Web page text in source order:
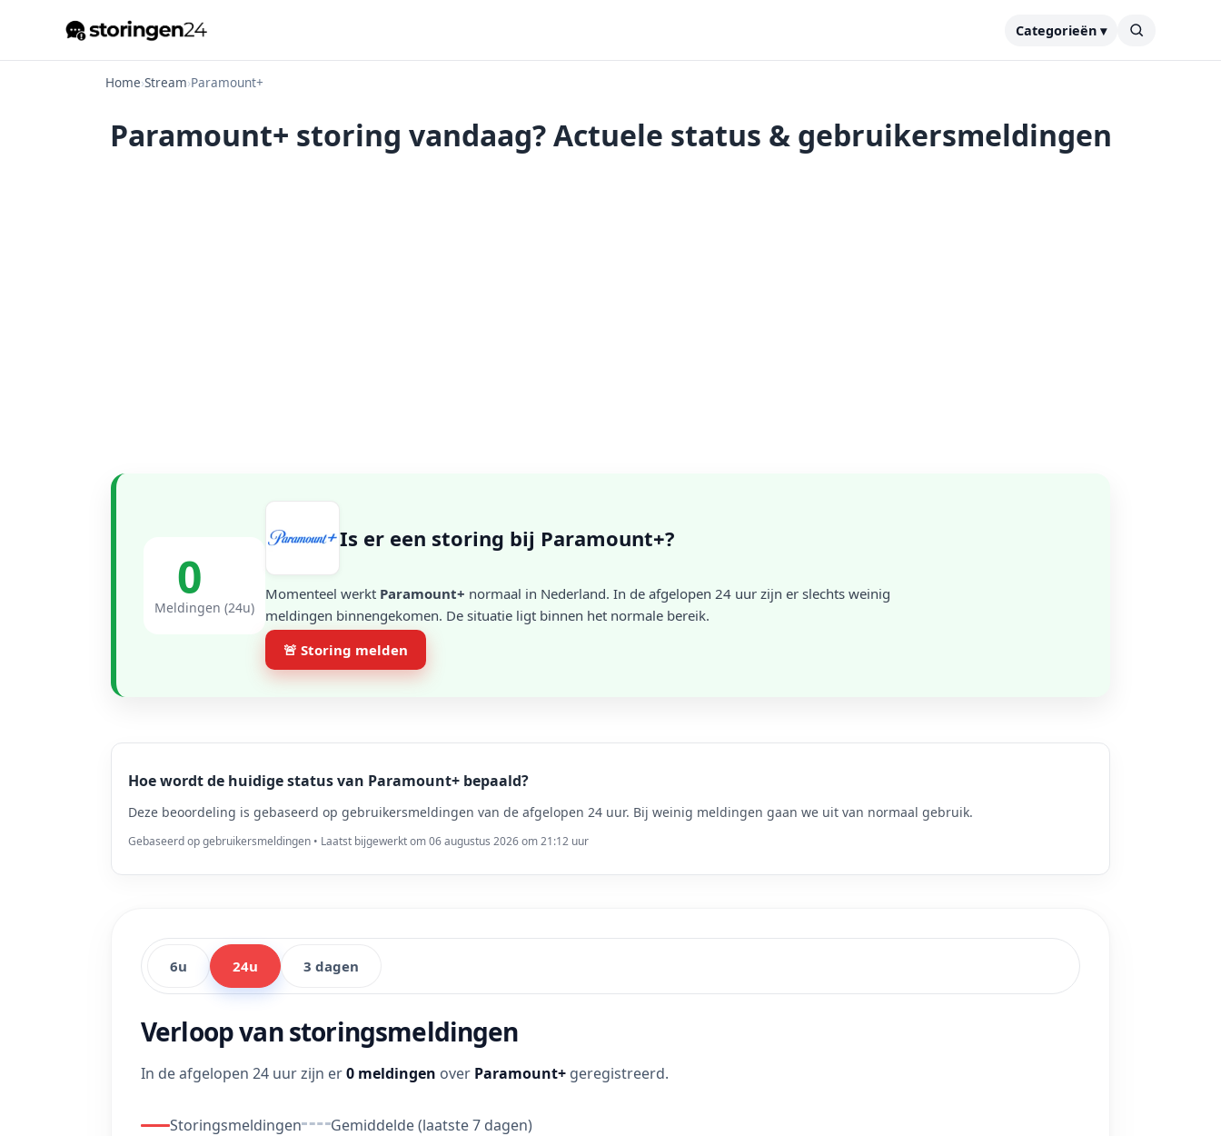
Categorieën ▾
Home›Stream›Paramount+
Paramount+ storing vandaag? Actuele status & gebruikersmeldingen
0
Meldingen (24u)
Is er een storing bij Paramount+?
Momenteel werkt Paramount+ normaal in Nederland. In de afgelopen 24 uur zijn er slechts weinig
meldingen binnengekomen. De situatie ligt binnen het normale bereik.
🚨 Storing melden
Hoe wordt de huidige status van Paramount+ bepaald?
Deze beoordeling is gebaseerd op gebruikersmeldingen van de afgelopen 24 uur. Bij weinig meldingen gaan we uit van normaal gebruik.
Gebaseerd op gebruikersmeldingen • Laatst bijgewerkt om 06 augustus 2026 om 21:12 uur
6u 24u 3 dagen
Verloop van storingsmeldingen
In de afgelopen 24 uur zijn er0 meldingen over Paramount+ geregistreerd.
Storingsmeldingen Gemiddelde (laatste 7 dagen)